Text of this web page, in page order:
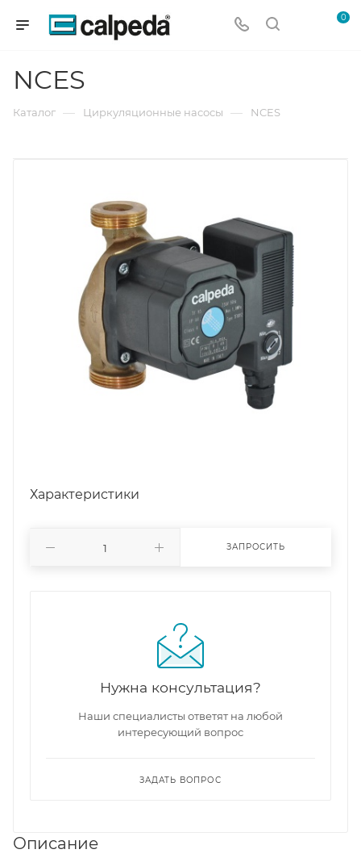
0
NCES
Каталог — Циркуляционные насосы — NCES
Характеристики
ЗАПРОСИТЬ
Нужна консультация?
Наши специалисты ответят на любой
интересующий вопрос
ЗАДАТЬ ВОПРОС
Описание